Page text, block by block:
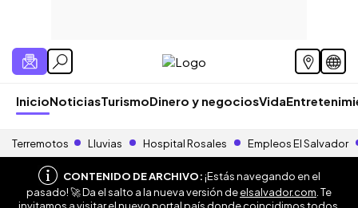
InicioNoticiasTurismoDinero y negociosVida
Terremotos Lluvias Hospital Rosales Empleos El Salvador
CONTENIDO DE ARCHIVO:¡Estás navegando en el
pasado! 🚀 Da el salto a la nueva versión deelsalvador.com . Te